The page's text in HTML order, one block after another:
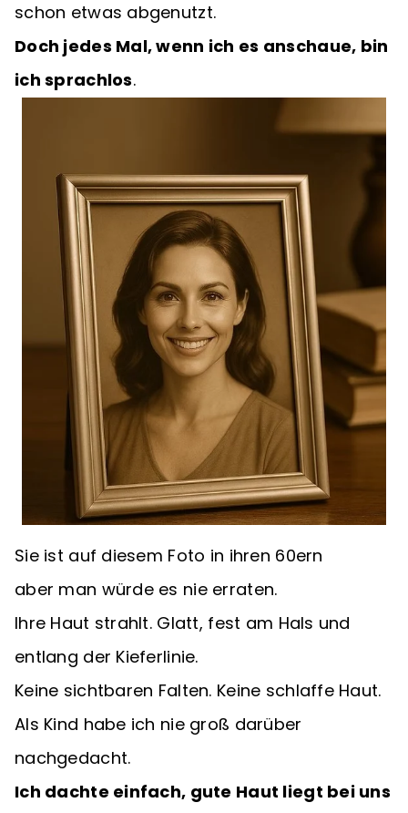
schon etwas abgenutzt.
Doch jedes Mal, wenn ich es anschaue, bin
ich sprachlos.
Sie ist auf diesem Foto in ihren 60ern
aber man würde es nie erraten.
Ihre Haut strahlt. Glatt, fest am Hals und
entlang der Kieferlinie.
Keine sichtbaren Falten. Keine schlaffe Haut.
Als Kind habe ich nie groß darüber
nachgedacht.
Ich dachte einfach, gute Haut liegt bei uns